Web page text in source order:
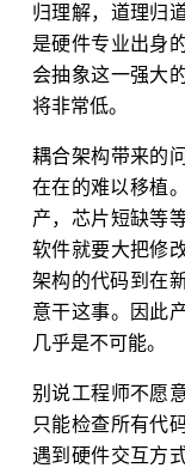
归理解，道理归
是硬件专业出身
会抽象这一强大
将非常低。
耦合架构带来的
在在的难以移植
产，芯片短缺等
软件就要大把修
架构的代码到在
意干这事。因此
几乎是不可能。
别说工程师不愿
只能检查所有代
遇到硬件交互方